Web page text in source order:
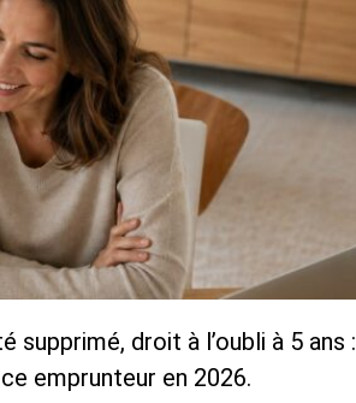
droit à l’oubli à 5 ans :
emprunteur en 2026.